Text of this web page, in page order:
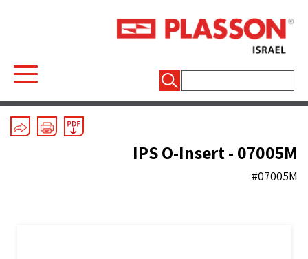
ASTM (inch) Mechanical/Line 7/Spare parts
IPS O-Insert - 07005M
#07005M